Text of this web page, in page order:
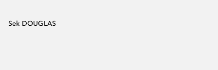
Sek DOUGLAS